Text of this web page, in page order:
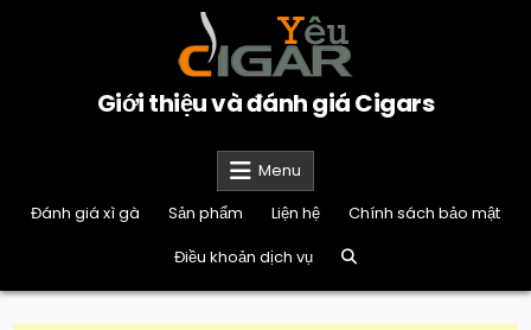
Giới thiệu và đánh giá Cigars
Menu
Đánh giá xì gà
Sản phẩm Liện hệ
Chính sách bảo mật
Điều khoản dịch vụ